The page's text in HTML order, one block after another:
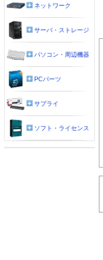
ネットワーク
サーバ・ストレージ
パソコン・周辺機器
PCパーツ
サプライ
ソフト・ライセンス